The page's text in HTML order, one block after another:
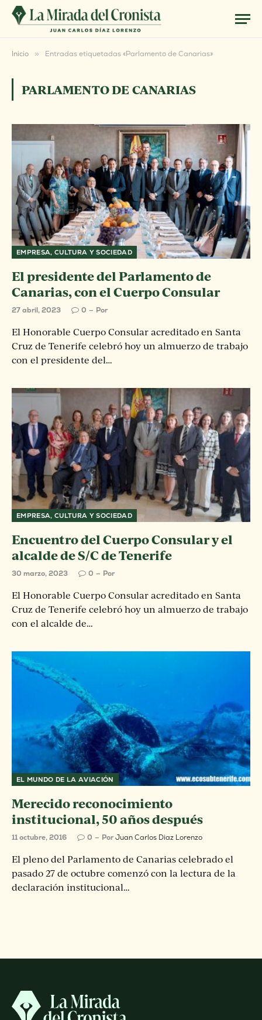
Inicio » Entradas etiquetadas «Parlamento de Canarias»
PARLAMENTO DE CANARIAS
EMPRESA, CULTURA Y SOCIEDAD
El presidente del Parlamento de
Canarias, con el Cuerpo Consular
27 abril, 2023 0 Por
El Honorable Cuerpo Consular acreditado en Santa
Cruz de Tenerife celebró hoy un almuerzo de trabajo
con el presidente del…
EMPRESA, CULTURA Y SOCIEDAD
Encuentro del Cuerpo Consular y el
alcalde de S/C de Tenerife
30 marzo, 2023 0 Por
El Honorable Cuerpo Consular acreditado en Santa
Cruz de Tenerife celebró hoy un almuerzo de trabajo
con el alcalde de…
EL MUNDO DE LA AVIACIÓN
Merecido reconocimiento
institucional, 50 años después
11 octubre, 2016 0 PorJuan Carlos Diaz Lorenzo
El pleno del Parlamento de Canarias celebrado el
pasado 27 de octubre comenzó con la lectura de la
declaración institucional…